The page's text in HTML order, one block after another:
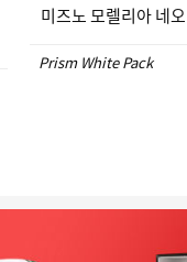
미즈노 모렐리아 네
Prism White Pack